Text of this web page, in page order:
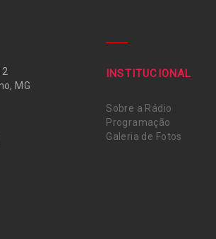
MG
INSTITUCIONAL
Sobre a Rádio
Programação
Galeria de Fotos